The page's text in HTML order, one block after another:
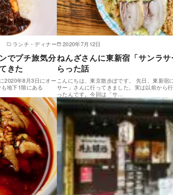
ランチ・ディナー
でプチ旅気分
きた
2020年8月3日にオー
地下1階にある
2020年7月12日
ねんざさんに東新宿「サンラ
らった話
こんにちは、東京散歩ぽです。 先日、東新宿
サー」さんに行ってきました。実は以前から
ったんです。今回は「サ…